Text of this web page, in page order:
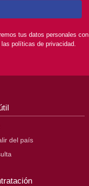
tus datos personales con
políticas de privacidad.
del país